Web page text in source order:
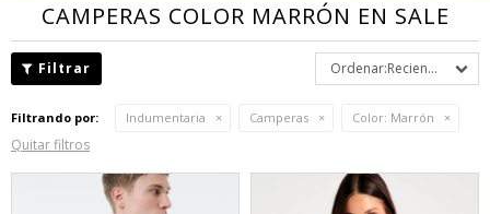
CAMPERAS COLOR MARRÓN EN SALE
Recientes
Filtrando por: Indumentaria Camperas Color: Marrón
Quitar filtros